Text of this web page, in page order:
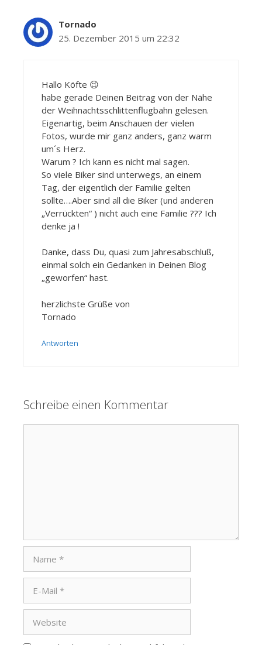
Tornado
25. Dezember 2015 um 22:32
Hallo Köfte 😉
habe gerade Deinen Beitrag von der Nähe
der Weihnachtsschlittenflugbahn gelesen.
Eigenartig, beim Anschauen der vielen
Fotos, wurde mir ganz anders, ganz warm
um´s Herz.
Warum ? Ich kann es nicht mal sagen.
So viele Biker sind unterwegs, an einem
Tag, der eigentlich der Familie gelten
sollte….Aber sind all die Biker (und anderen
„Verrückten“ ) nicht auch eine Familie ??? Ich
denke ja !
Danke, dass Du, quasi zum Jahresabschluß,
einmal solch ein Gedanken in Deinen Blog
„geworfen“ hast.
herzlichste Grüße von
Tornado
Antworten
Schreibe einen Kommentar
Mail